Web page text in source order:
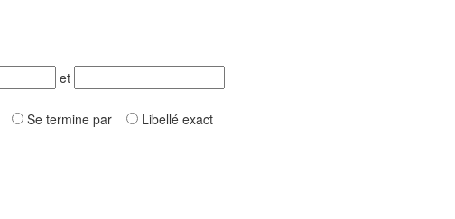
et
Se termine par Libellé exact